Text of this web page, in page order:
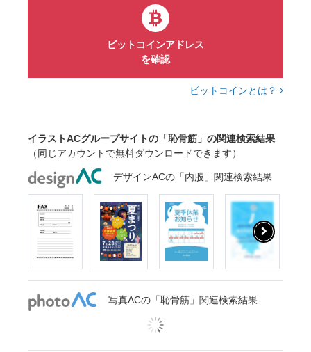
ビットコインアドレス
を確認
ビットコインとは？
イラストACグループサイトの「恥骨筋」の関連検索結果
（同じアカウントで無料ダウンロードできます）
デザインACの「内股」関連検索結果
写真ACの「恥骨筋」関連検索結果